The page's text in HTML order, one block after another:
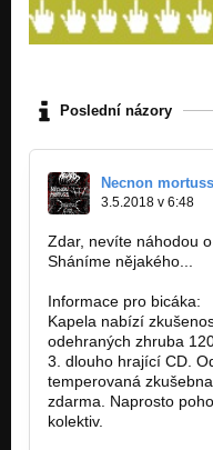
Poslední názory
Necnon mortuss
3.5.2018 v 6:48
Zdar, nevíte náhodou
Sháníme nějakého...
Informace pro bicáka:
Kapela nabízí
odehraných zhruba
3. dlouho hrající CD.
temperovaná
zdarma. Naprosto
kolektiv.